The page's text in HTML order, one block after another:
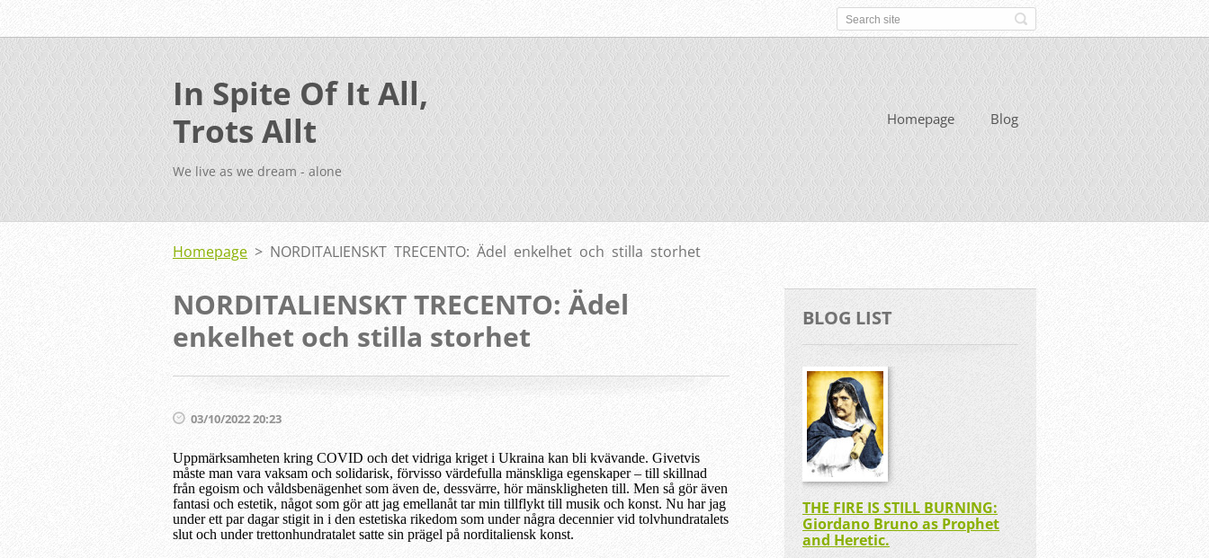
In Spite Of It All,
Trots Allt
We live as we dream - alone
Homepage Blog
Homepage > NORDITALIENSKT TRECENTO: Ädel enkelhet och stilla storhet
NORDITALIENSKT TRECENTO: Ädel
enkelhet och stilla storhet
03/10/2022 20:23
Uppmärksamheten kring COVID och det vidriga kriget i Ukraina kan bli kvävande. Givetvis
måste man vara vaksam och solidarisk, förvisso värdefulla mänskliga egenskaper – till skillnad
från egoism och våldsbenägenhet som även de, dessvärre, hör mänskligheten till. Men så gör även
fantasi och estetik, något som gör att jag emellanåt tar min tillflykt till musik och konst. Nu har jag
under ett par dagar stigit in i den estetiska rikedom som under några decennier vid tolvhundratalets
slut och under trettonhundratalet satte sin prägel på norditaliensk konst.
BLOG LIST
THE FIRE IS STILL BURNING:
Giordano Bruno as Prophet
and Heretic.